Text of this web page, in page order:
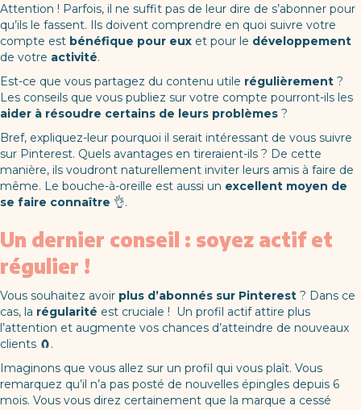
Attention ! Parfois, il ne suffit pas de leur dire de s’abonner pour
qu’ils le fassent. Ils doivent comprendre en quoi suivre votre
compte est bénéfique pour eux et pour le développement
de votre activité.
Est-ce que vous partagez du contenu utile régulièrement ?
Les conseils que vous publiez sur votre compte pourront-ils les
aider à résoudre certains de leurs problèmes ?
Bref, expliquez-leur pourquoi il serait intéressant de vous suivre
sur Pinterest. Quels avantages en tireraient-ils ? De cette
manière, ils voudront naturellement inviter leurs amis à faire de
même. Le bouche-à-oreille est aussi un excellent moyen de
se faire connaître 👌.
Un dernier conseil : soyez actif et
régulier !
Vous souhaitez avoir plus d’abonnés sur Pinterest ? Dans ce
cas, la régularité est cruciale ! Un profil actif attire plus
l’attention et augmente vos chances d’atteindre de nouveaux
clients 🧲.
Imaginons que vous allez sur un profil qui vous plaît. Vous
remarquez qu’il n’a pas posté de nouvelles épingles depuis 6
mois. Vous vous direz certainement que la marque a cessé